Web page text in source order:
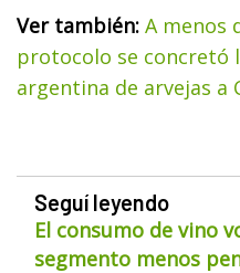
Ver también: A menos
protocolo se concretó
argentina de arvejas a
Seguí leyendo
El consumo de vino
segmento menos